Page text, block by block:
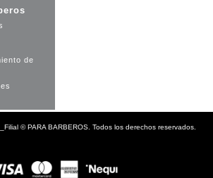
de
©PARA BARBEROS. Todos los derechos reservados.